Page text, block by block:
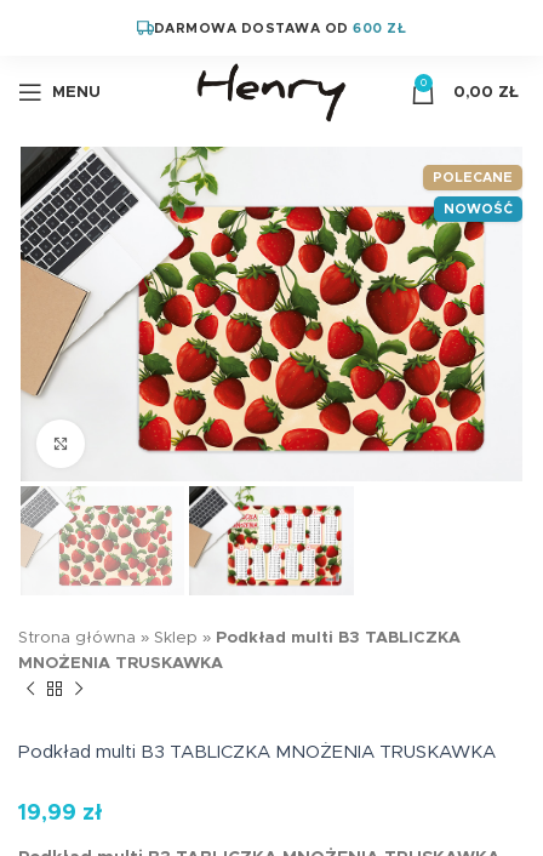
DARMOWA DOSTAWA OD600 ZŁ
MENU
0
0,00 ZŁ
POLECANE
NOWOŚĆ
Kliknij aby powiększyć
Strona główna » Sklep » Podkład multi B3 TABLICZKA
MNOŻENIA TRUSKAWKA
Podkład multi B3 TABLICZKA MNOŻENIA TRUSKAWKA
19,99 zł